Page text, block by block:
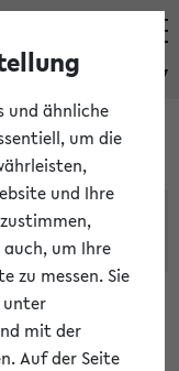
eKVV
und ähnliche
um die
und Ihre
um Ihre
zu messen. Sie
unter
mit der
Auf der Seite